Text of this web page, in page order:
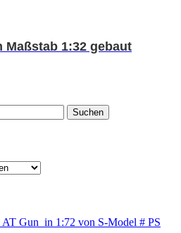
Maßstab 1:32 gebaut
Suchen